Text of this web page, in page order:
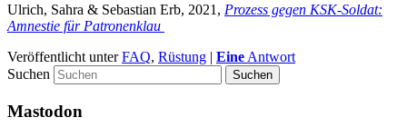
Ulrich, Sahra & Sebas­ti­an Erb, 2021, Pro­zess gegen KSK-Sol­dat:
Amnes­tie für Patronenklau
Veröffentlicht unter FAQ, Rüstung | Eine Antwort
Suchen
Mastodon